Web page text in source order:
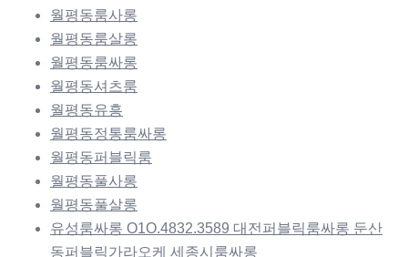
월평동룸사롱
월평동룸살롱
월평동룸싸롱
월평동셔츠룸
월평동유흥
월평동정통룸싸롱
월평동퍼블릭룸
월평동풀사롱
월평동풀살롱
유성룸싸롱 O1O.4832.3589 대전퍼블릭룸싸롱 둔산
동퍼블릭가라오케 세종시룸싸롱